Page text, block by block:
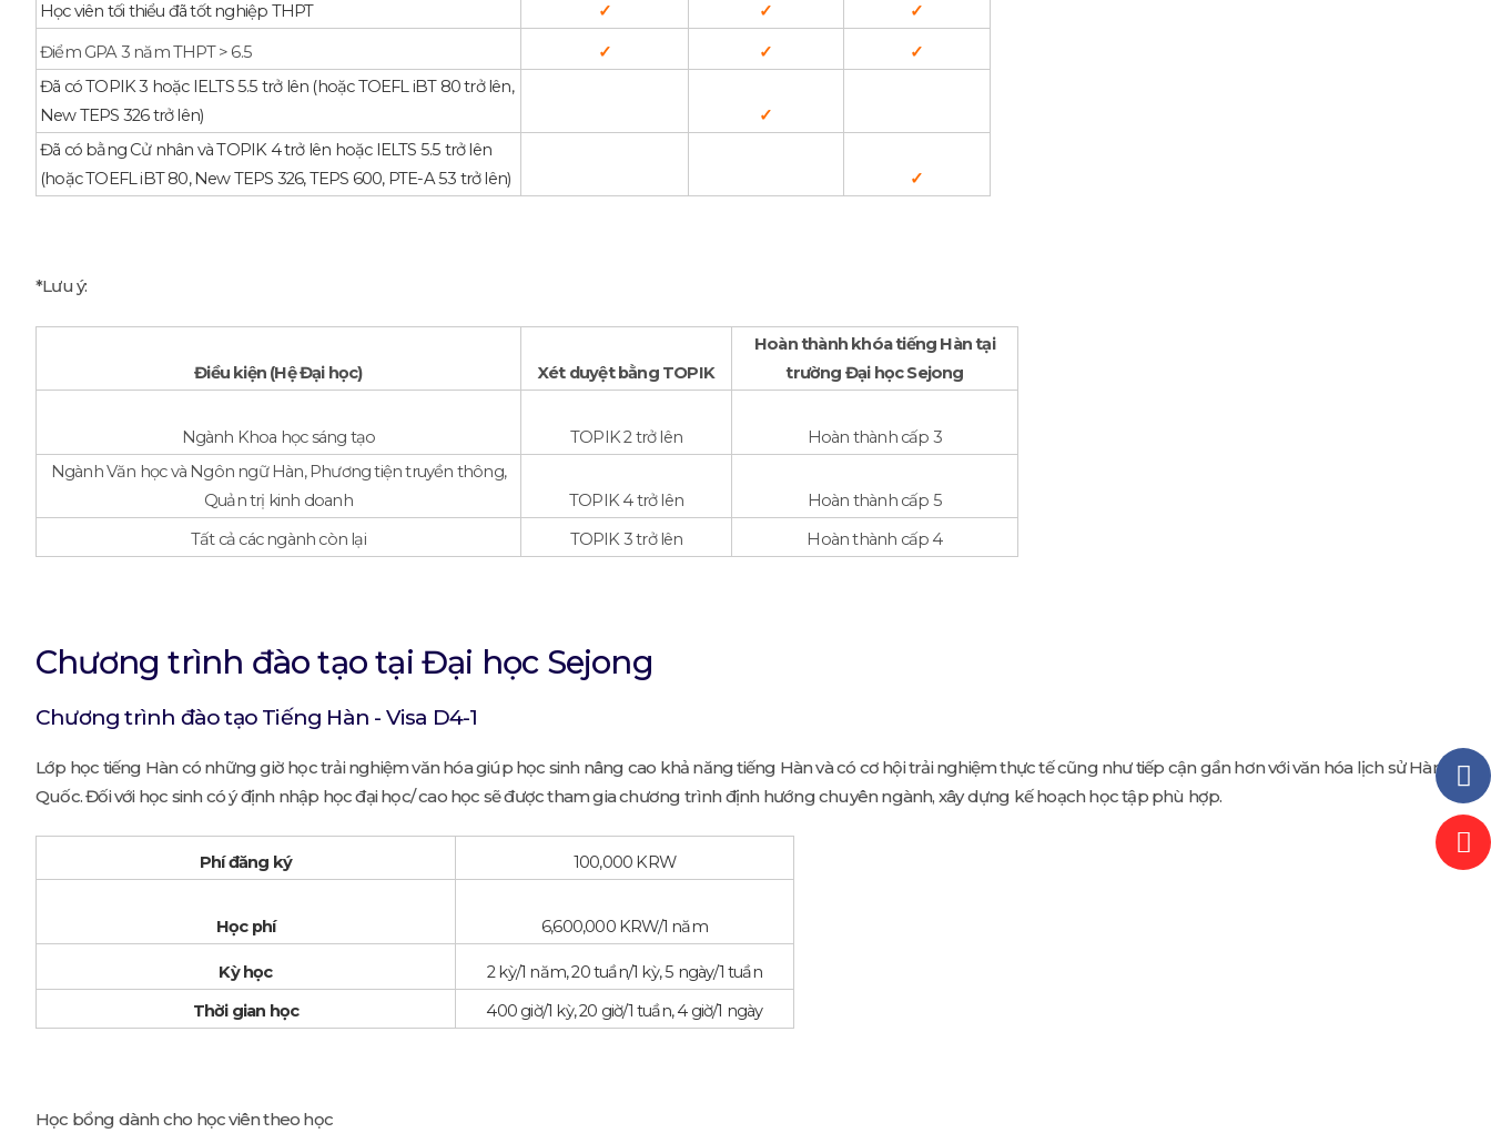
Học viên tối thiểu đã tốt nghiệp THPT
✓ ✓ ✓
Điểm GPA 3 năm THPT > 6.5 ✓ ✓
✓
Đã có TOPIK 3 hoặc IELTS 5.5 trở lên (hoặc TOEFL iBT 80 trở lên,
New TEPS 326 trở lên)
✓
Đã có bằng Cử nhân và TOPIK 4 trở lên hoặc IELTS 5.5 trở lên
(hoặc TOEFL iBT 80, New TEPS 326, TEPS 600, PTE-A 53 trở lên)
✓
*Lưu ý:
Điều kiện (Hệ Đại học) Xét duyệt bằng TOPIK
Hoàn thành khóa tiếng Hàn tại
trường Đại học Sejong
Ngành Khoa học sáng tạo TOPIK 2 trở lên
Hoàn thành cấp 3
Ngành Văn học và Ngôn ngữ Hàn, Phương tiện truyền thông,
Quản trị kinh doanh
TOPIK 4 trở lên
Hoàn thành cấp 5
Tất cả các ngành còn lại
TOPIK 3 trở lên Hoàn thành cấp 4
Chương trình đào tạo tại Đại học Sejong
Chương trình đào tạo Tiếng Hàn - Visa D4-1
Lớp học tiếng Hàn có những giờ học trải nghiệm văn hóa giúp học sinh nâng cao khả năng tiếng Hàn và có cơ hội trải nghiệm thực tế cũng như tiếp cận gần hơn với văn hóa lịch sử Hàn
Quốc. Đối với học sinh có ý định nhập học đại học/ cao học sẽ được tham gia chương trình định hướng chuyên ngành, xây dựng kế hoạch học tập phù hợp.
Phí đăng ký 100,000 KRW
Học phí 6,600,000 KRW/1 năm
Kỳ học
2 kỳ/1 năm, 20 tuần/1 kỳ, 5 ngày/1 tuần
Thời gian học
400 giờ/1 kỳ, 20 giờ/1 tuần, 4 giờ/1 ngày
Học bổng dành cho học viên theo học